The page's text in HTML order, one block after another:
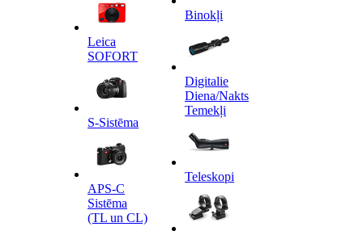
Leica
SOFORT
S-Sistēma
APS-C
Sistēma
(TL un CL)
Binokļi
Digitalie
Diena/Nakts
Temekļi
Teleskopi